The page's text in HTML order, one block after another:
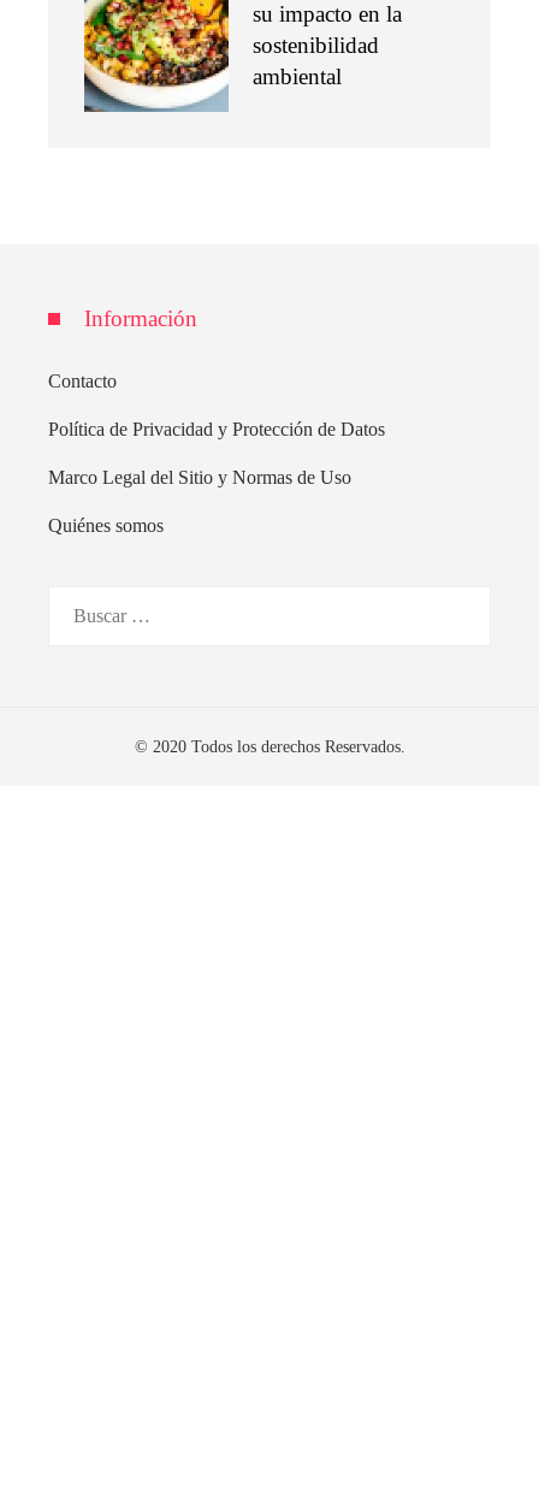
su impacto en la
sostenibilidad
ambiental
Información
Contacto
Política de Privacidad y Protección de Datos
Marco Legal del Sitio y Normas de Uso
Quiénes somos
© 2020 Todos los derechos Reservados.